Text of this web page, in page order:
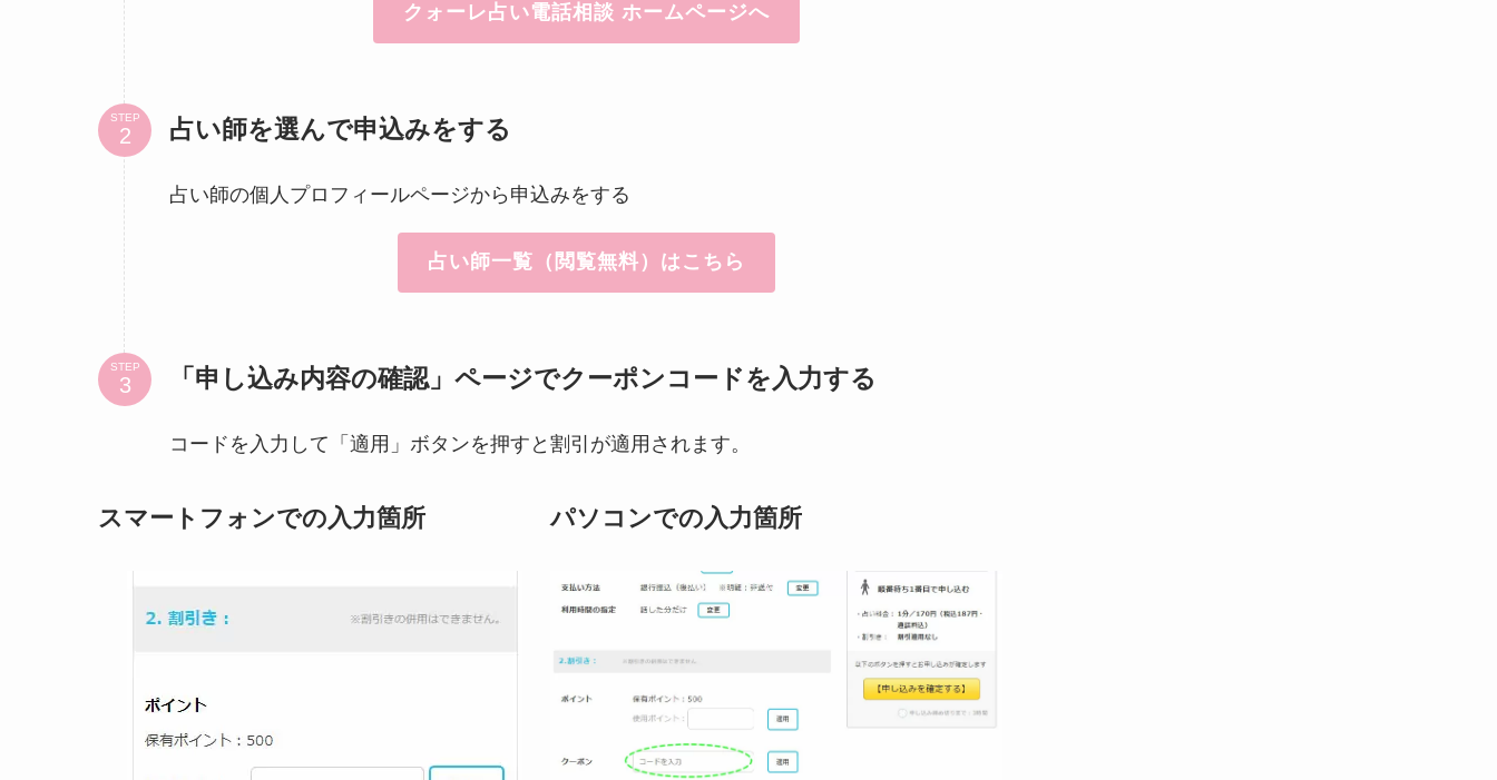
クォーレ占い電話相談 ホームページへ
STEP 占い師を選んで申込みをする
占い師の個人プロフィールページから申込みをする
占い師一覧（閲覧無料）はこちら
STEP 「申し込み内容の確認」ページでクーポンコードを入力する
コードを入力して「適用」ボタンを押すと割引が適用されます。
スマートフォンでの入力箇所 パソコンでの入力箇所